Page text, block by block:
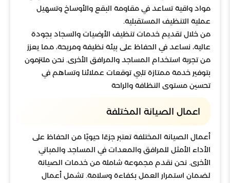
مواد واقية تساعد في مقاومة البقع والأوساخ وتسهيل
عملية التنظيف المستقبلية.
من خلال تقديم خدمات تنظيف الأرضيات والسجاد بجودة
عالية، نساعد في الحفاظ على بيئة نظيفة ومريحة، مما يعزز
من تجربة استخدام المساجد والمرافق الأخرى. نحن ملتزمون
بتوفير خدمة ممتازة تلبي توقعات عملائنا وتساهم في
تحسين مستوى النظافة والراحة
اعمال الصيانة المختلفة
أعمال الصيانة المختلفة تعتبر جزءًا حيويًا من الحفاظ على
الأداء الأمثل للمرافق والمعدات في المساجد والمباني
الأخرى. نحن نقدم مجموعة شاملة من خدمات الصيانة
لضمان استمرار العمل بكفاءة وسلامة. تشمل أعمال